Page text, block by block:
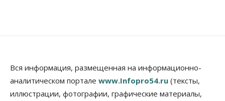
Бизнес
Правительство России продлило разрешение на
выпуск бензина «Евро-3»
06 Августа 2026, 14:00
Вся информация, размещенная на информационно-
аналитическом портале www.Infopro54.ru (тексты,
иллюстрации, фотографии, графические материалы,